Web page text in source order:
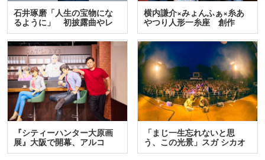
石井琢磨「人生の宝物にな
るように」 初披露曲やレ
ア…
横内謙介×みょんふぁ×糸あ
やつり人形一糸座 創作
人…
『シティーハンター大原画
展』大阪で開幕、アルコ
＆…
「まじ一生忘れないと思
う、この光景」スガ シカオ
と…